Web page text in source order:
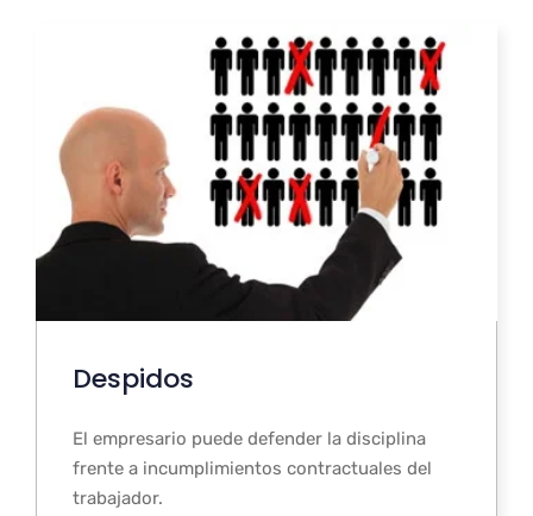
Despidos
El empresario puede defender la disciplina
frente a incumplimientos contractuales del
trabajador.